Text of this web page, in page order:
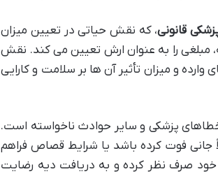
قانونی، که نقش حیاتی در تعیین میزان
مبلغی را به عنوان ارش تعیین می کند. نقش
و میزان تأثیر آن ها بر سلامت و کارایی
پزشکی و سایر حوادث ناخواسته است.
جانی فوت کرده باشد یا شرایط قصاص فراهم
صرف نظر کرده و به دریافت دیه رضایت